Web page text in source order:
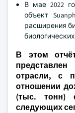
В мае 2022
объект
расширения
В этом
отрасли, с
отношении
(тыс. тонн)
следующих